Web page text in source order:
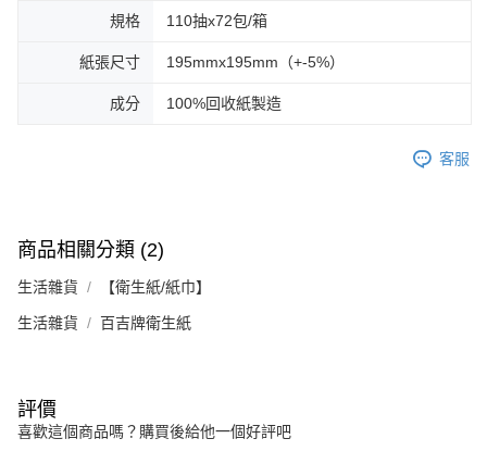
規格 110抽x72包/箱
紙張尺寸 195mmx195mm（+-5%）
成分 100%回收紙製造
客服
商品相關分類 (2)
生活雜貨 【衛生紙/紙巾】
生活雜貨 百吉牌衛生紙
評價
喜歡這個商品嗎？購買後給他一個好評吧